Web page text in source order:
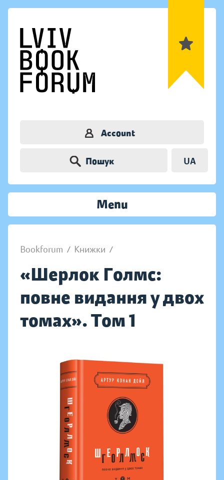
Account
Пошук UA
Menu
Bookforum / Книжки /
«Шерлок Голмс:
повне видання у двох
томах». Том 1